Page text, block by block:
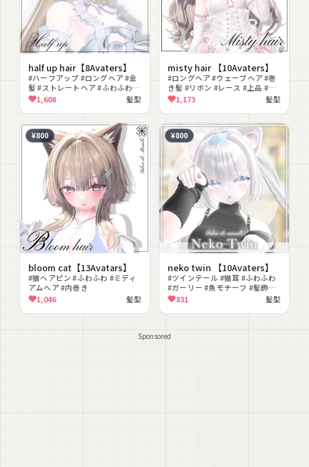
half up hair【8Avaters】
#ハーフアップ #ロングヘア #金
髪 #ストレートヘア #ふわふわ #
清楚 #エレガント #撮影向け
1,608 髪型
misty hair 【10Avaters】
#ロングヘア #ウェーブヘア #巻
き髪 #リボン #レース #上品 #エ
レガント #清楚 #色変更可能
#PSD付き
1,173 髪型
¥800
bloom cat【13Avatars】
#猫ヘアピン #ふわふわ #ミディ
アムヘア #内巻き
1,046 髪型
¥800
neko twin 【10Avaters】
#ツインテール #猫耳 #ふわふわ
#ガーリー #魚モチーフ #髪飾り
#PSD付き
831 髪型
Sponsored